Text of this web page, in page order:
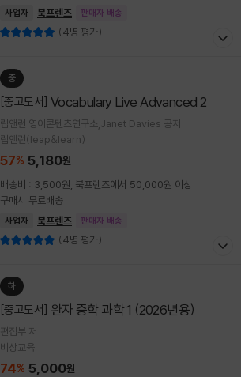
사업자 북프렌즈 판매자 배송
(4명 평가)
중
[중고도서] Vocabulary Live Advanced 2
립앤런 영어콘텐츠연구소,Janet Davies 공저
립앤런(leap&learn)
57% 5,180원
배송비 : 3,500원, 북프렌즈에서 50,000원 이상
구매시 무료배송
사업자 북프렌즈 판매자 배송
(4명 평가)
하
[중고도서] 완자 중학 과학 1 (2026년용)
편집부 저
비상교육
74% 5,000원